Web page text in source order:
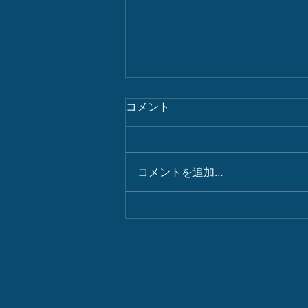
パワースポット
コメント
コメントを追加…